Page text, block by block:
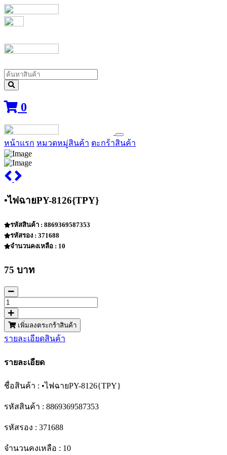
0
หน้าแรก หมวดหมู่สินค้า ตะกร้าสินค้า
•ไฟฉายPY-8126{TPY}
รหัสสินค้า : 8869369587353
รหัสรอง : 371688
จำนวนคงเหลือ : 10
75 บาท
เพิ่มลงตระกร้าสินค้า
รายละเอียดสินค้า
รายละเอียด
ชื่อสินค้า : •ไฟฉายPY-8126{TPY}
รหัสสินค้า : 8869369587353
รหัสรอง : 371688
จำนวนคงเหลือ : 10